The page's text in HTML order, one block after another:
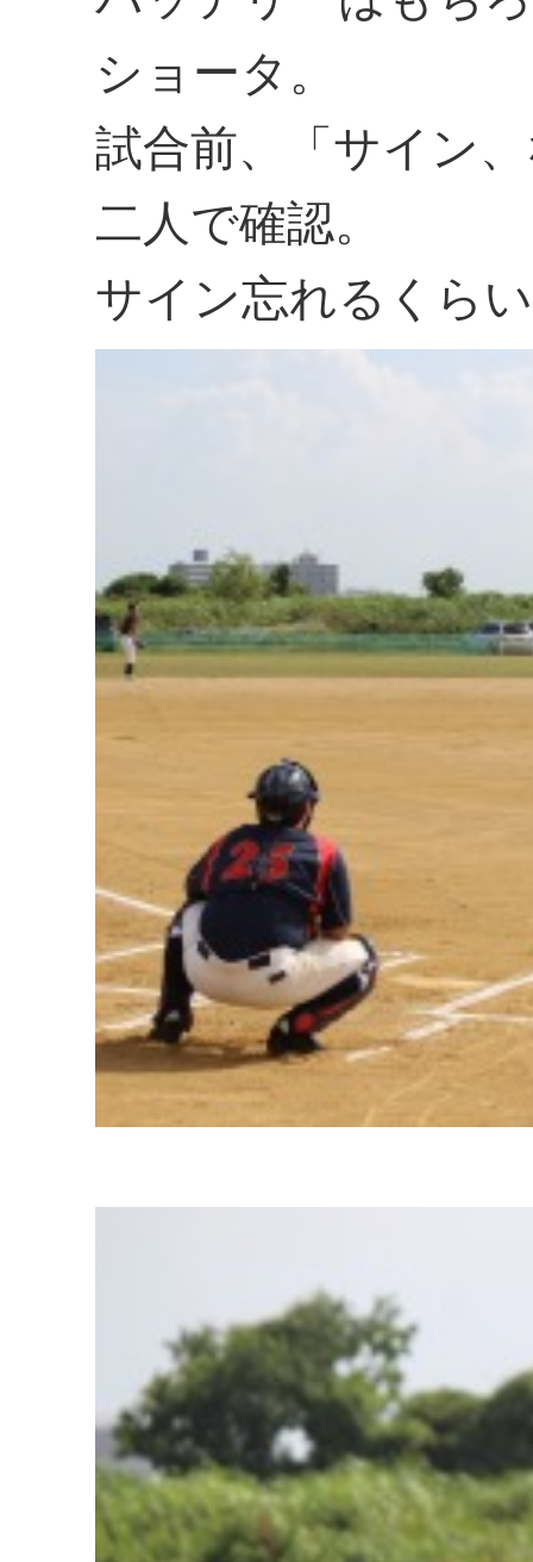
ショータ。
試合前、「サイン
二人で確認。
サイン忘れるくら